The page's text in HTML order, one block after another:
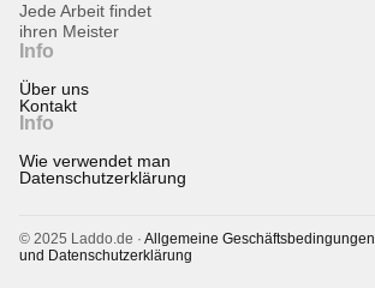
Info
Über uns
Kontakt
Info
Wie verwendet man
Datenschutzerklärung
Jede Arbeit findet
ihren Meister
© 2025 Laddo.de · Allgemeine Geschäftsbedingungen
und Datenschutzerklärung